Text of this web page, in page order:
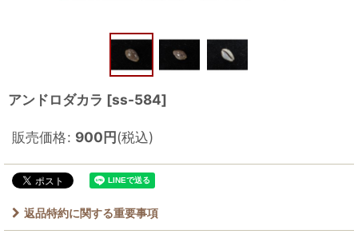
アンドロダカラ [ss-584]
販売価格: 900円(税込)
返品特約に関する重要事項